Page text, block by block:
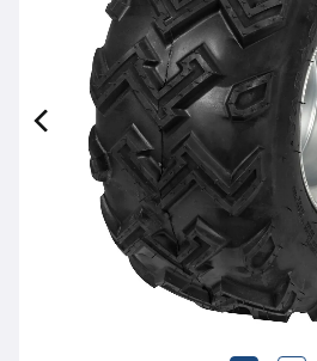
Slang 13X5.00-6 Tr13